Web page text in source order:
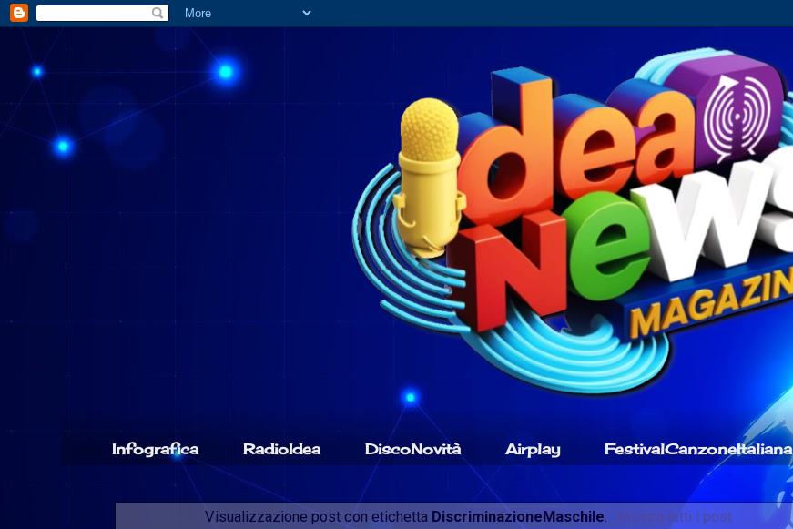
Infografica RadioIdea DiscoNovità Airplay FestivalCanzoneItaliana
Visualizzazione post con etichetta DiscriminazioneMaschile. Mostra tutti i post